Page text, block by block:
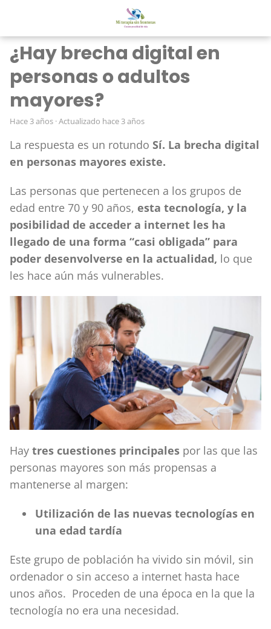
¿Hay brecha digital en
personas o adultos
mayores?
hace 3 años · Actualizado hace 3 años
La respuesta es un rotundo Sí. La brecha digital
en personas mayores existe.
Las personas que pertenecen a los grupos de
edad entre 70 y 90 años, esta tecnología, y la
posibilidad de acceder a internet les ha
llegado de una forma “casi obligada” para
poder desenvolverse en la actualidad, lo que
les hace aún más vulnerables.
Hay tres cuestiones principales por las que las
personas mayores son más propensas a
mantenerse al margen:
Utilización de las nuevas tecnologías en
una edad tardía
Este grupo de población ha vivido sin móvil, sin
ordenador o sin acceso a internet hasta hace
unos años. Proceden de una época en la que la
tecnología no era una necesidad.